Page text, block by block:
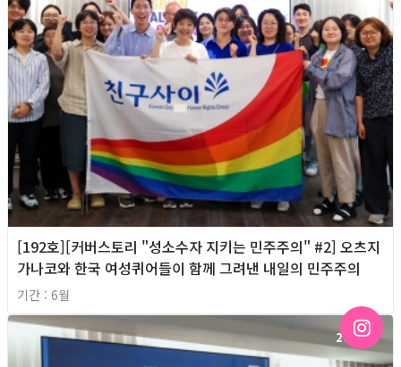
[192호][커버스토리 "성소수자 지키는 민주주의" #2] 오츠지
가나코와 한국 여성퀴어들이 함께 그려낸 내일의 민주주의
기간 : 6월
2026년